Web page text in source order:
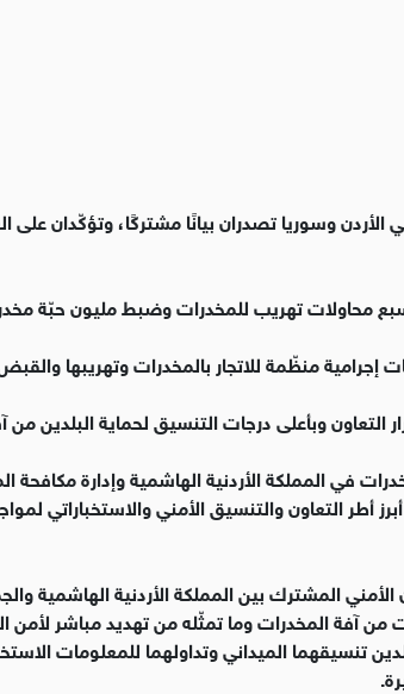
الأردن وسوريا تصدران بيانًا مشتركًا، وتؤكّدان
محاولات تهريب للمخدرات وضبط مليون حبّة
إجرامية منظّمة للاتجار بالمخدرات وتهريبها
التعاون وبأعلى درجات التنسيق لحماية البلدين من
في المملكة الأردنية الهاشمية وإدارة مكافحة
أطر التعاون والتنسيق الأمني والاستخباراتي
الأمني المشترك بين المملكة الأردنية الهاشمية
من آفة المخدرات وما تمثّله من تهديد مباشر لأمن
تنسيقهما الميداني وتداولهما للمعلومات